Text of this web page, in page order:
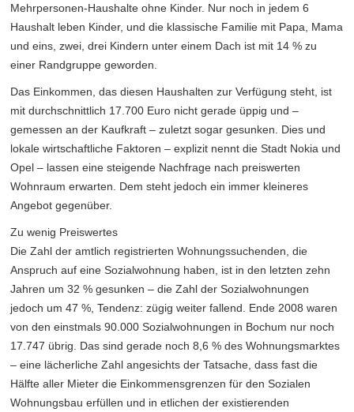
Mehrpersonen-Haushalte ohne Kinder. Nur noch in jedem 6
Haushalt leben Kinder, und die klassische Familie mit Papa, Mama
und eins, zwei, drei Kindern unter einem Dach ist mit 14 % zu
einer Randgruppe geworden.
Das Einkommen, das diesen Haushalten zur Verfügung steht, ist
mit durchschnittlich 17.700 Euro nicht gerade üppig und –
gemessen an der Kaufkraft – zuletzt sogar gesunken. Dies und
lokale wirtschaftliche Faktoren – explizit nennt die Stadt Nokia und
Opel – lassen eine steigende Nachfrage nach preiswerten
Wohnraum erwarten. Dem steht jedoch ein immer kleineres
Angebot gegenüber.
Zu wenig Preiswertes
Die Zahl der amtlich registrierten Wohnungssuchenden, die
Anspruch auf eine Sozialwohnung haben, ist in den letzten zehn
Jahren um 32 % gesunken – die Zahl der Sozialwohnungen
jedoch um 47 %, Tendenz: zügig weiter fallend. Ende 2008 waren
von den einstmals 90.000 Sozialwohnungen in Bochum nur noch
17.747 übrig. Das sind gerade noch 8,6 % des Wohnungsmarktes
– eine lächerliche Zahl angesichts der Tatsache, dass fast die
Hälfte aller Mieter die Einkommensgrenzen für den Sozialen
Wohnungsbau erfüllen und in etlichen der existierenden